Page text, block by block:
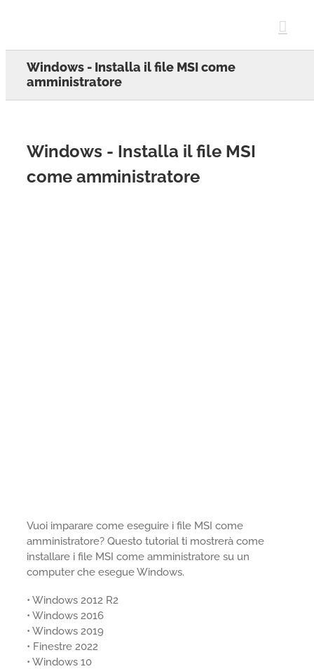
Windows - Installa il file MSI come
amministratore
Windows - Installa il file MSI
come amministratore
Vuoi imparare come eseguire i file MSI come
amministratore? Questo tutorial ti mostrerà come
installare i file MSI come amministratore su un
computer che esegue Windows.
• Windows 2012 R2
• Windows 2016
• Windows 2019
• Finestre 2022
• Windows 10